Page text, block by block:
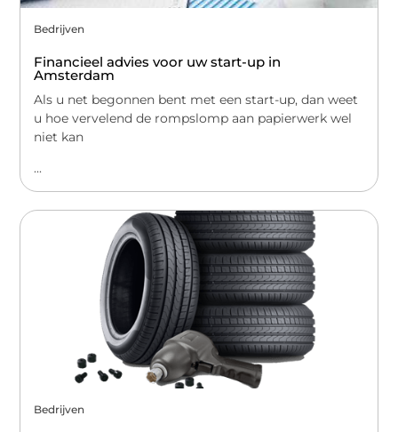
Bedrijven
Financieel advies voor uw start-up in
Amsterdam
Als u net begonnen bent met een start-up, dan weet
u hoe vervelend de rompslomp aan papierwerk wel
niet kan
...
Bedrijven